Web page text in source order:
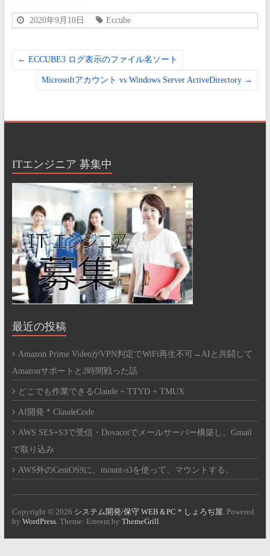
2020年9月10日 Eccube
← ECCUBE3 ログ表示のファイル名ソート
Microsoftアカウント vs Windows Server ActiveDirectory →
ITエンジニア 募集中
最近の投稿
Amazon Prime VideoがVPN判定でWiFi再生不可→AIと共闘して
Amazonサポートと2時間戦った話
どこでも作業できるClaude + TTYD + TMUX
AI開発 * ClaudeCode
AWS SES+S3で受信・Dovacotでメールサーバー構築し、Gmail
で取り込み
AWS外のCentOS9に、mount-s3を使って、マウントする。
Copyright © 2026 システム開発/保守 WEB＆PC * しょろぢ屋 . Powered
by WordPress. Theme: Esteem by ThemeGrill